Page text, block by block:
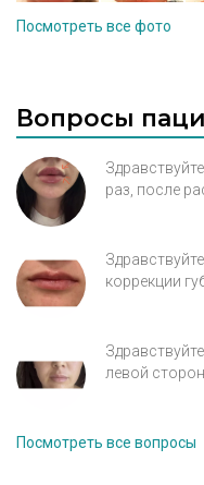
Посмотреть все фото
Вопросы
раз, после
знает что с
коррекции
верхняя
левой
произошло
Посмотреть все вопросы